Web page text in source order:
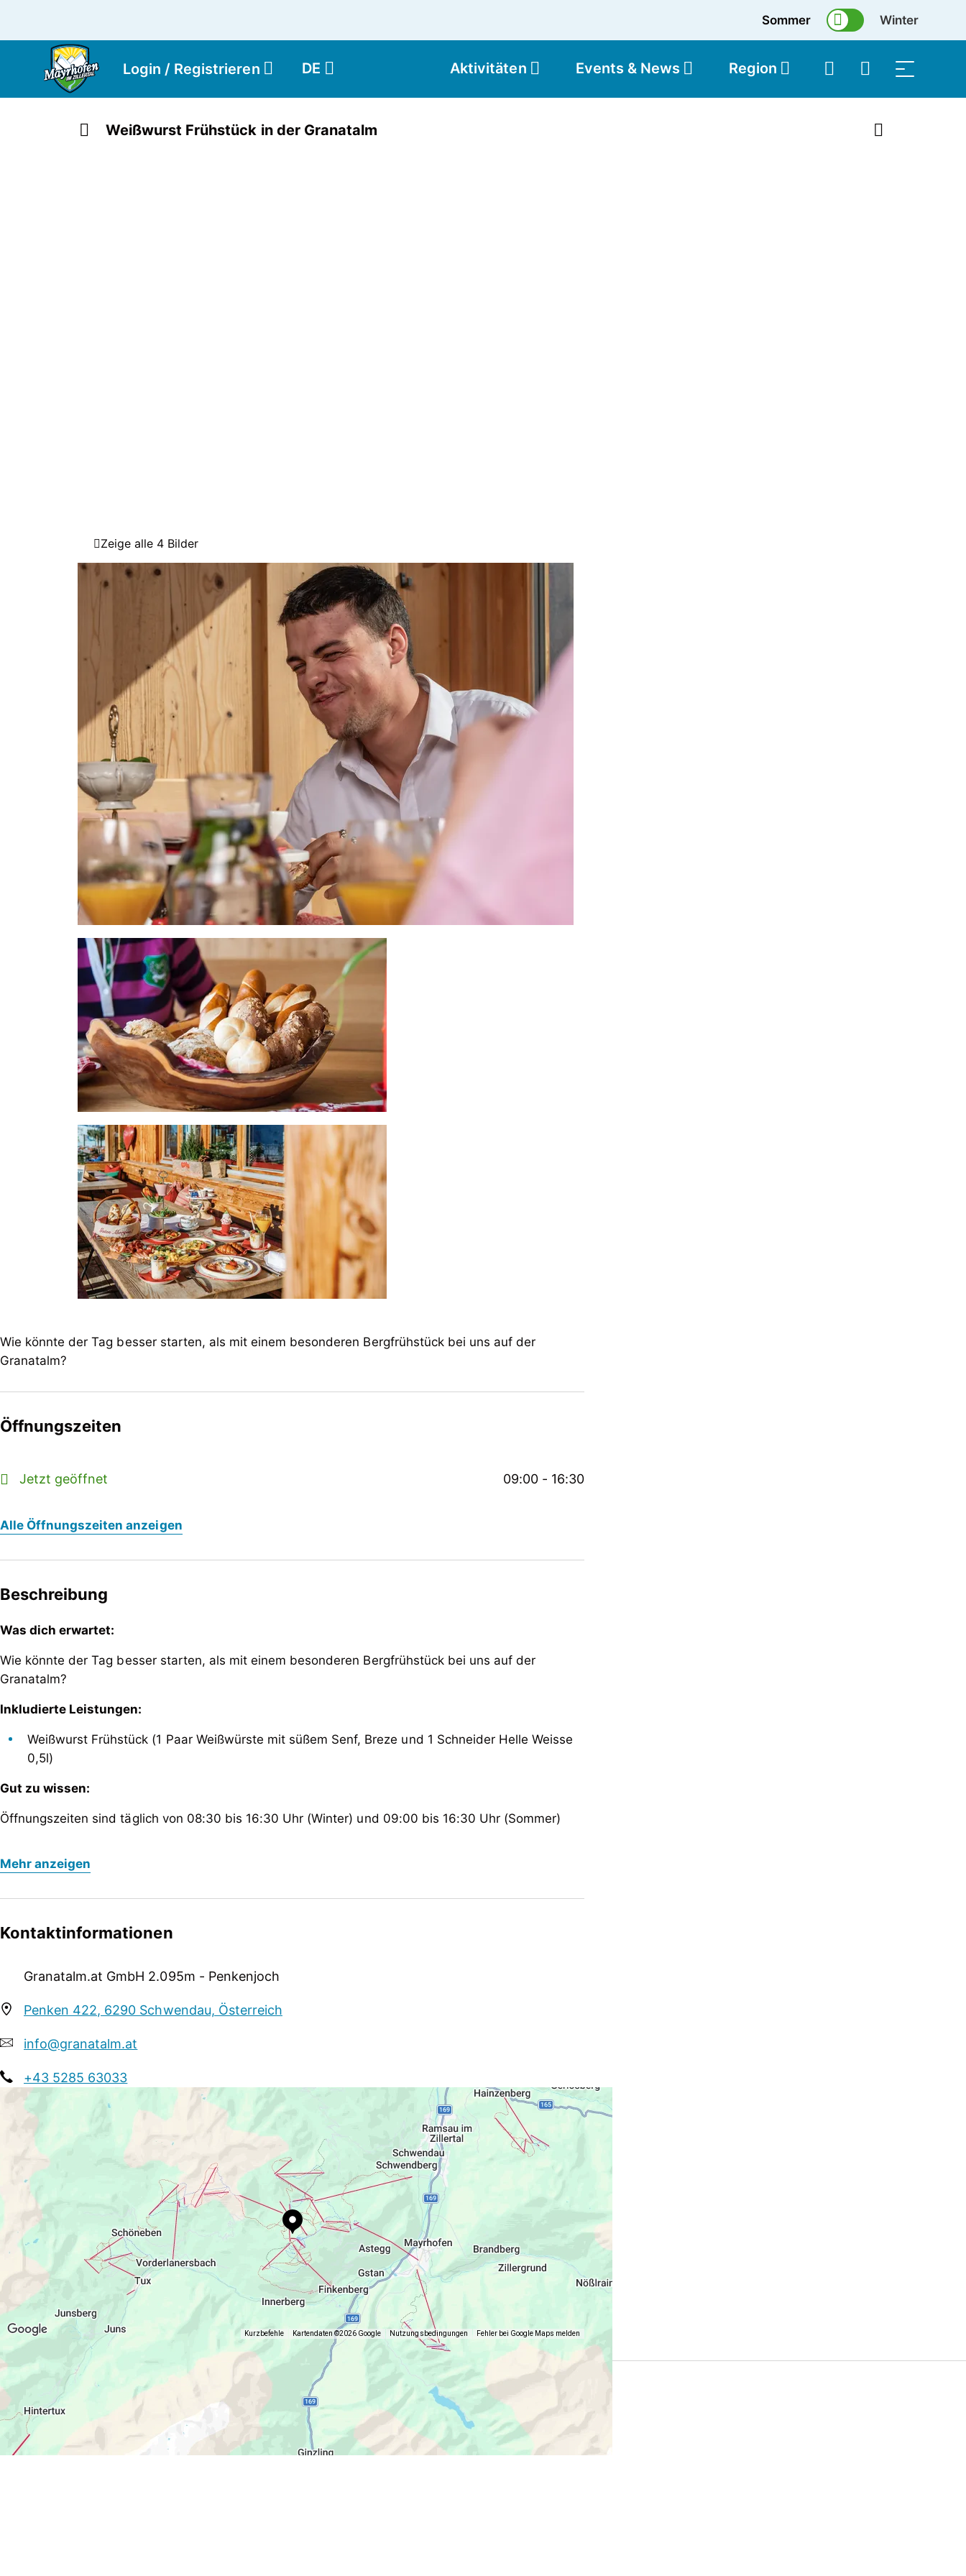
Sommer Winter
Login / Registrieren DE Aktivitäten Events & News Region
Weißwurst Frühstück in der Granatalm
Zeige alle 4 Bilder
Wie könnte der Tag besser starten, als mit einem besonderen Bergfrühstück bei uns auf der
Granatalm?
Öffnungszeiten
Jetzt geöffnet 09:00 - 16:30
Alle Öffnungszeiten anzeigen
Beschreibung
Was dich erwartet:
Wie könnte der Tag besser starten, als mit einem besonderen Bergfrühstück bei uns auf der
Granatalm?
Inkludierte Leistungen:
Weißwurst Frühstück (1 Paar Weißwürste mit süßem Senf, Breze und 1 Schneider Helle Weisse
0,5l)
Gut zu wissen:
Öffnungszeiten sind täglich von 08:30 bis 16:30 Uhr (Winter) und 09:00 bis 16:30 Uhr (Sommer)
Granatalm?
Inkludierte Leistungen:
0,5l)
Gut zu wissen:
Öffnungszeiten sind täglich von 08:30 bis 16:30 Uhr (Winter) und 09:00 bis 16:30 Uhr (Sommer)
Mehr anzeigen
Kontaktinformationen
Granatalm.at GmbH 2.095m - Penkenjoch
Penken 422, 6290 Schwendau, Österreich
info@granatalm.at
+43 5285 63033
www.granatalm.at
Kurzbefehle Kartendaten ©2026 Google Nutzungsbedingungen Fehler bei Google Maps melden